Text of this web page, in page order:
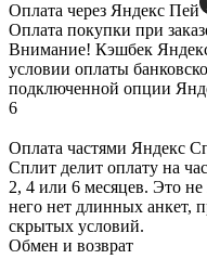
Оплата через Яндекс Пей
Оплата покупки при
Внимание! Кэшбек
условии оплаты
подключенной опции
6
Оплата частями Яндекс
Сплит делит оплату на
2, 4 или 6 месяцев. Это
него нет длинных анкет,
скрытых условий.
Обмен и возврат